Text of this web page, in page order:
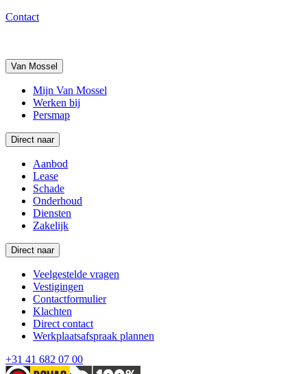
Contact
Van Mossel
Mijn Van Mossel
Werken bij
Persmap
Direct naar
Aanbod
Lease
Schade
Onderhoud
Diensten
Zakelijk
Direct naar
Veelgestelde vragen
Vestigingen
Contactformulier
Klachten
Direct contact
Werkplaatsafspraak plannen
+31 41 682 07 00